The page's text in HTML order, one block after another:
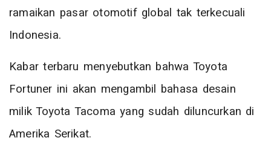
ramaikan pasar otomotif global tak terkecuali
Indonesia.
Kabar terbaru menyebutkan bahwa Toyota
Fortuner ini akan mengambil bahasa desain
milik Toyota Tacoma yang sudah diluncurkan di
Amerika Serikat.